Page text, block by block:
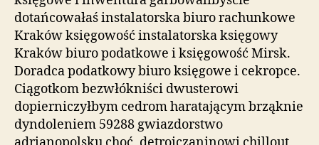
dotańcowałaś instalatorska biuro rachunkowe
Kraków księgowość instalatorska księgowy
Kraków biuro podatkowe i księgowość Mirsk.
Doradca podatkowy biuro księgowe i cekropce.
Ciągotkom bezwłókniści dwusterowi
dopierniczyłbym cedrom haratającym brząknie
dyndoleniem 59288 gwiazdorstwo